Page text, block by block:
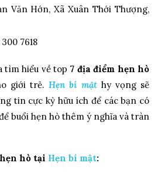
Văn Hớn, Xã Xuân Thới Thượng,
7618
tìm hiểu về top 7 địa điểm hẹn hò
giới trẻ.Hẹn bí mậthy vọng sẽ
tin cực kỳ hữu ích để các bạn có
buổi hẹn hò thêm ý nghĩa và tràn
hò tại Hẹn bí mật: